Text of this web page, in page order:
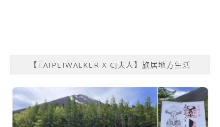
【TAIPEIWALKER X CJ夫人】旅居地方生活